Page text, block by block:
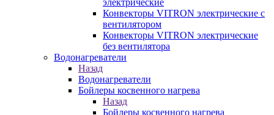
электрические
Конвекторы VITRON электрические с
вентилятором
Конвекторы VITRON электрические
без вентилятора
Водонагреватели
Назад
Водонагреватели
Бойлеры косвенного нагрева
Назад
Бойлеры косвенного нагрева